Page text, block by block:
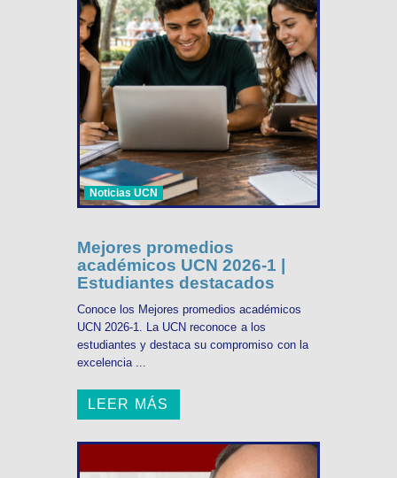
Noticias UCN
Mejores promedios
académicos UCN 2026-1 |
Estudiantes destacados
Conoce los Mejores promedios académicos
UCN 2026-1. La UCN reconoce a los
estudiantes y destaca su compromiso con la
excelencia ...
LEER MÁS